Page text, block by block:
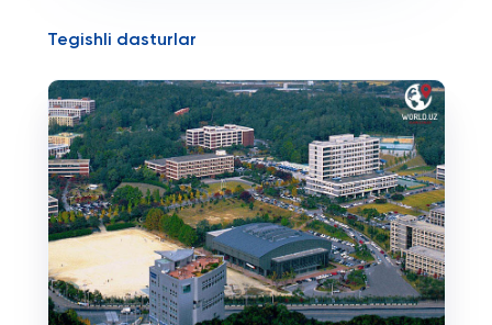
Tegishli dasturlar